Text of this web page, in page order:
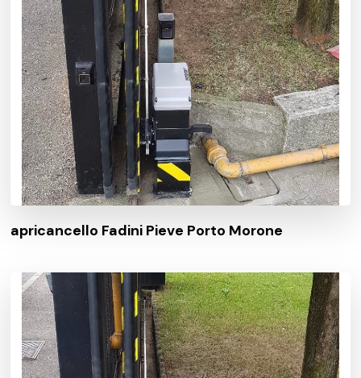
apricancello Fadini Pieve Porto Morone